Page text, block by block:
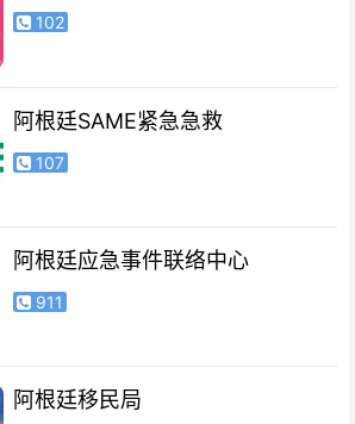
102
阿根廷SAME紧急急救
107
阿根廷应急事件联络中心
911
阿根廷移民局